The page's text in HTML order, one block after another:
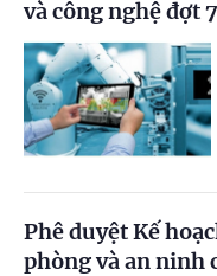
và công nghệ đợt 7
Phê duyệt Kế
phòng và an ninh